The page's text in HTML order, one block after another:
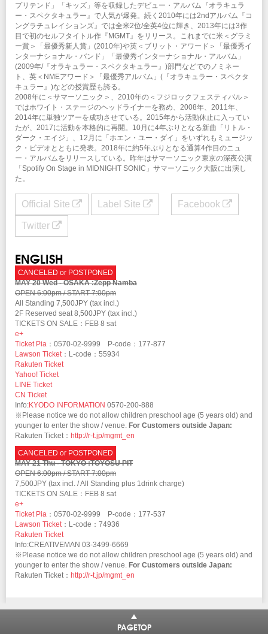
プリテンド」「キッズ」等を収録したデビュー・アルバム『オラキュラ
ー・スペクタキュラー』で人気が爆発。続く2010年には2ndアルバム『コ
ングラチュレイションズ』では全米2位/全英4位に輝き、2013年には3作
目で初のセルフタイトル作『MGMT』をリリース。これまでに米＜グラミ
ー賞＞「最優秀新人賞」(2010年)や英＜ブリット・アワード＞「最優秀イ
ンターナショナル・バンド」「最優秀インターナショナル・アルバム」
(2009年/『オラキュラー・スペクタキュラー』)部門などでのノミネー
ト、英＜NMEアワード＞「最優秀アルバム」(『オラキュラー・スペクタ
キュラー』)などの授賞歴も誇る。
2008年に＜サマーソニック＞、2010年の＜フジロックフェスティバル＞
ではホワイト・ステージのヘッドライナーを務め、2008年、2011年、
2014年に単独ツアーを成功させている。2015年から活動休止に入ってい
たが、2017に活動を本格的に再開。10月に4年ぶりとなる新曲「リトル・
ダーク・エイジ」、12月に「ホエン・ユー・ダイ」をいずれもミュージッ
ク・ビデオとともに発表。2018年に約5年ぶりとなる通算4作目のニュ
ー・アルバムをリリースしている。昨年はサマーソニック東京の深夜公演
「Spotify On Stage in MIDNIGHT SONIC」サマーソニック大阪に出演し
た。
Official Site Label Site Facebook
Twitter
ENGLISH
CANCELED or POSTPONED
MAY 20 Wed - OSAKA :Zepp Namba
OPEN 6:00pm / START 7:00pm
All Standing 7,500JPY (tax incl.)
2F Reserved seat 8,500JPY (tax incl.)
TICKETS ON SALE：FEB 8 sat
e+
Ticket Pia ：0570-02-9999 P-code：177-877
Lawson Ticket ：L-code：55934
Rakuten Ticket
Yahoo! Ticket
LINE Ticket
CN Ticket
Info:KYODO INFORMATION 0570-200-888
※Please notice we do not allow children preschool age (5 years old) and
younger to enter the show / venue. For Customers outside Japan:
Rakuten Ticket： http://r-t.jp/mgmt_en
CANCELED or POSTPONED
MAY 21 Thu - TOKYO :TOYOSU PIT
OPEN 6:00pm / START 7:00pm
7,500JPY (tax incl. / All Standing plus 1drink charge)
TICKETS ON SALE：FEB 8 sat
e+
Ticket Pia ：0570-02-9999 P-code：177-537
Lawson Ticket：L-code：74936
Rakuten Ticket
Info:CREATIVEMAN 03-3499-6669
※Please notice we do not allow children preschool age (5 years old) and
younger to enter the show / venue. For Customers outside Japan:
Rakuten Ticket： http://r-t.jp/mgmt_en
PAGETOP